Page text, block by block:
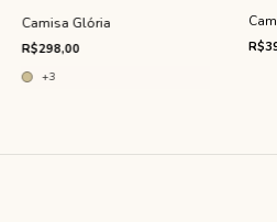
Camisa Glória
R$298,00
+3